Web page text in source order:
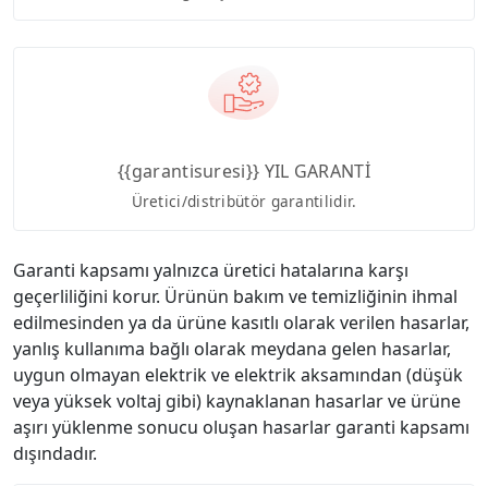
{{garantisuresi}} YIL GARANTİ
Üretici/distribütör garantilidir.
Garanti kapsamı yalnızca üretici hatalarına karşı
geçerliliğini korur. Ürünün bakım ve temizliğinin ihmal
edilmesinden ya da ürüne kasıtlı olarak verilen hasarlar,
yanlış kullanıma bağlı olarak meydana gelen hasarlar,
uygun olmayan elektrik ve elektrik aksamından (düşük
veya yüksek voltaj gibi) kaynaklanan hasarlar ve ürüne
aşırı yüklenme sonucu oluşan hasarlar garanti kapsamı
dışındadır.